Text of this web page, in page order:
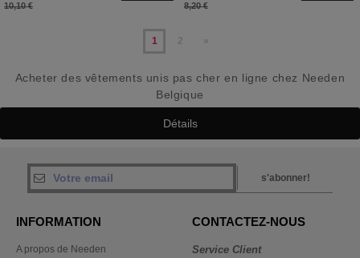
10,10 € 8,20 €
1 2 »
Acheter des vêtements unis pas cher en ligne chez Needen
Belgique
Détails
s'abonner!
INFORMATION
A propos de Needen
CONTACTEZ-NOUS
Service Client